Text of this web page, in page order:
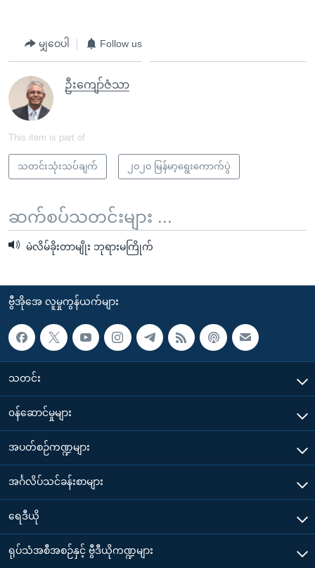
မျှဝေပါ Follow us
ဦးကျော်ဇံသာ
This item is part of
သတင်းသုံးသပ်ချက် ၂၀၂၀ မြန်မာ့ရွေးကောက်ပွဲ
ဆက်စပ်သတင်းများ ...
မဲလိမ်ခိုးတာမျိုး ဘုရားမကြိုက်
ဗွီအိုအေ လူမှုကွန်ယက်များ
သတင်း
၀န်ဆောင်မှုများ
အပတ်စဉ်ကဏ္ဍများ
အင်္ဂလိပ်သင်ခန်းစာများ
ရေဒီယို
ရုပ်သံအစီအစဉ်နှင့် ဗွီဒီယိုကဏ္ဍများ